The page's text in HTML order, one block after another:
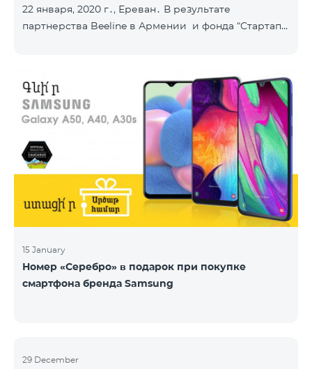
22 января, 2020 г․, Ереван․ В результате
партнерства Beeline в Армении и фонда “Стартап
образовательная инициатива, цель которой –
помочь молодым людям из регионов раскрыть
свои предпринимательские способности и
повысить их социальную ответственность. Клубы
задействованы в ряде армянских общин: в
Апаране, Аштараке, Егварде, приграничных Коти,
Айгеховите, и уже в Гаваре. Гаварский кл
15 January
Номер «Серебро» в подарок при покупке
смартфона бренда Samsung
29 December